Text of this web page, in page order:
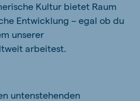
Kultur bietet Raum
Entwicklung – egal ob du
unserer
arbeitest.
untenstehenden